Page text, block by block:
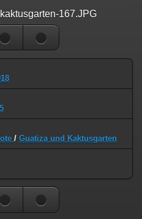
/ Guatiza und Kaktusgarten